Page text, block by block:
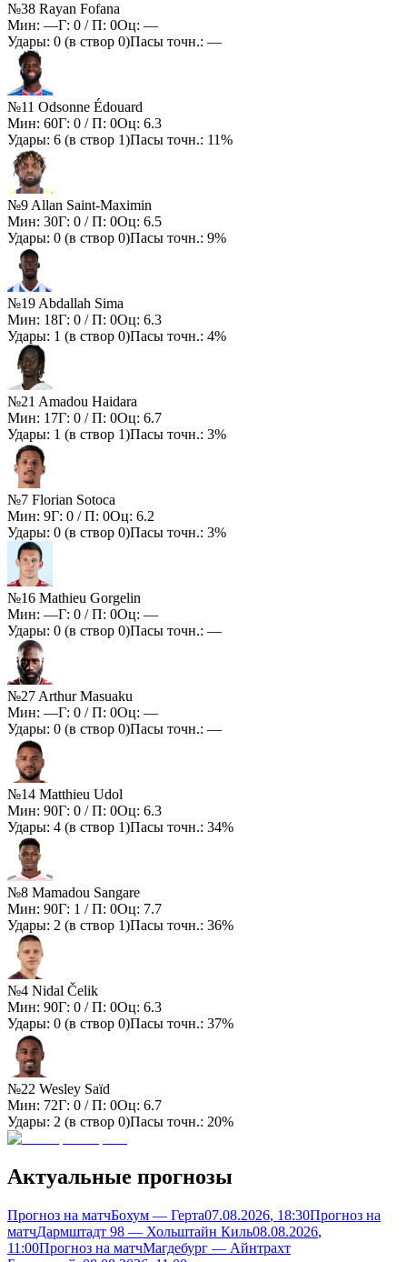
№38 Rayan Fofana
Мин: —Г: 0 / П: 0Оц: —
Удары: 0 (в створ 0)Пасы точн.: —
№11 Odsonne Édouard
Мин: 60Г: 0 / П: 0Оц: 6.3
Удары: 6 (в створ 1)Пасы точн.: 11%
№9 Allan Saint-Maximin
Мин: 30Г: 0 / П: 0Оц: 6.5
Удары: 0 (в створ 0)Пасы точн.: 9%
№19 Abdallah Sima
Мин: 18Г: 0 / П: 0Оц: 6.3
Удары: 1 (в створ 0)Пасы точн.: 4%
№21 Amadou Haidara
Мин: 17Г: 0 / П: 0Оц: 6.7
Удары: 1 (в створ 1)Пасы точн.: 3%
№7 Florian Sotoca
Мин: 9Г: 0 / П: 0Оц: 6.2
Удары: 0 (в створ 0)Пасы точн.: 3%
№16 Mathieu Gorgelin
Мин: —Г: 0 / П: 0Оц: —
Удары: 0 (в створ 0)Пасы точн.: —
№27 Arthur Masuaku
Мин: —Г: 0 / П: 0Оц: —
Удары: 0 (в створ 0)Пасы точн.: —
№14 Matthieu Udol
Мин: 90Г: 0 / П: 0Оц: 6.3
Удары: 4 (в створ 1)Пасы точн.: 34%
№8 Mamadou Sangare
Мин: 90Г: 1 / П: 0Оц: 7.7
Удары: 2 (в створ 1)Пасы точн.: 36%
№4 Nidal Čelik
Мин: 90Г: 0 / П: 0Оц: 6.3
Удары: 0 (в створ 0)Пасы точн.: 37%
№22 Wesley Saïd
Мин: 72Г: 0 / П: 0Оц: 6.7
Удары: 2 (в створ 0)Пасы точн.: 20%
Актуальные прогнозы
Прогноз на матчБохум — Герта07.08.2026, 18:30Прогноз на
матчДармштадт 98 — Хольштайн Киль08.08.2026,
11:00Прогноз на матчМагдебург — Айнтрахт